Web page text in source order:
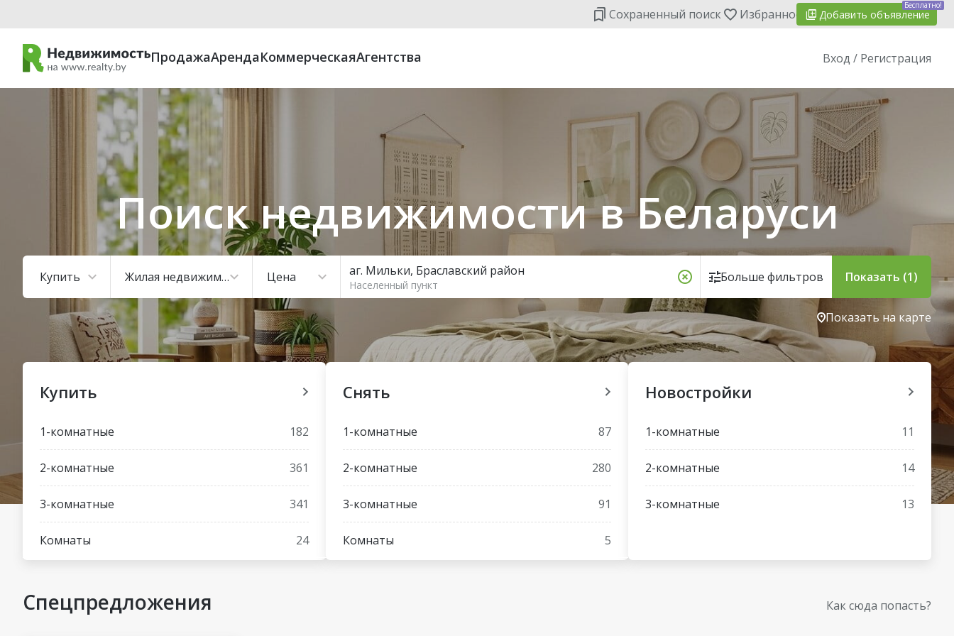
Сохраненный поиск Избранное Добавить объявление
Бесплатно!
ПродажаАрендаКоммерческаяАгентства Вход / Регистрация
Поиск недвижимости в Беларуси
Купить Жилая недвижимость Цена аг. Мильки, Браславский район
Населенный пункт Больше фильтров Показать (1)
Показать на карте
Купить
1-комнатные 182
2-комнатные 361
3-комнатные 341
Комнаты 24
Снять
1-комнатные 87
2-комнатные 280
3-комнатные 91
Комнаты 5
Новостройки
1-комнатные 11
2-комнатные 14
3-комнатные 13
Спецпредложения Как сюда попасть?